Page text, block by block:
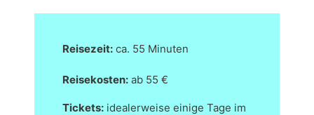
Reisezeit: ca. 55 Minuten
Reisekosten: ab 55 €
Tickets: idealerweise einige Tage im